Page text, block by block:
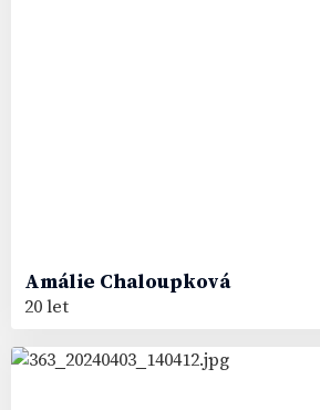
Amálie Chaloupková
20 let
22